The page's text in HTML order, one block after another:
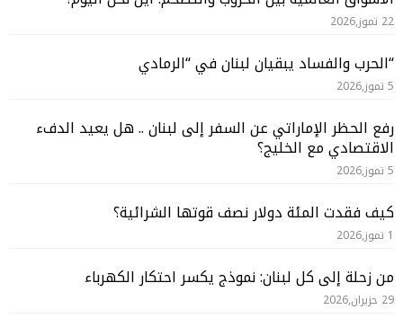
22 تموز,2026
“الحرب والفساد يبقيان لبنان في “الرمادي
5 تموز,2026
رفع الحظر الإماراتي عن السفر إلى لبنان .. هل يعيد الدفء
الاقتصادي مع الخليج؟
5 تموز,2026
كيف فقدت المئة دولار نصف قوتها الشرائية؟
1 تموز,2026
من زحلة إلى كل لبنان: نموذج يكسر احتكار الكهرباء
29 حزيران,2026